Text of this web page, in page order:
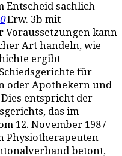
Entscheid sachlich
Erw. 3b mit
Voraussetzungen kann
Art handeln, wie
ergibt
für
oder Apothekern und
Dies entspricht der
das im
12. November 1987
Physiotherapeuten
betont,